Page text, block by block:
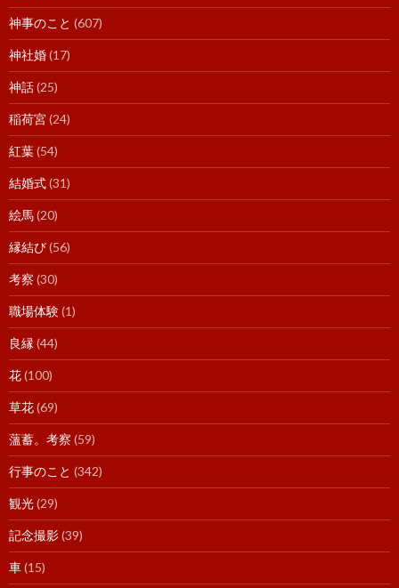
神事のこと (607)
神社婚(17)
神話(25)
稲荷宮(24)
紅葉(54)
結婚式(31)
絵馬(20)
縁結び(56)
考察 (30)
職場体験(1)
良縁 (44)
花(100)
草花(69)
薀蓄。考察 (59)
行事のこと (342)
観光(29)
記念撮影(39)
車(15)